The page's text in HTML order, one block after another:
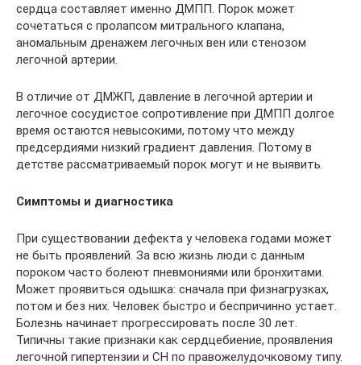
сердца составляет именно ДМПП. Порок может
сочетаться с пролапсом митрального клапана,
аномальным дренажем легочных вен или стенозом
легочной артерии.
В отличие от ДМЖП, давление в легочной артерии и
легочное сосудистое сопротивление при ДМПП долгое
время остаются невысокими, потому что между
предсердиями низкий градиент давления. Потому в
детстве рассматриваемый порок могут и не выявить.
Симптомы и диагностика
При существовании дефекта у человека годами может
не быть проявлений. За всю жизнь люди с данным
пороком часто болеют пневмониями или бронхитами.
Может проявиться одышка: сначала при физнагрузках,
потом и без них. Человек быстро и беспричинно устает.
Болезнь начинает прогрессировать после 30 лет.
Типичны такие признаки как сердцебиение, проявления
легочной гипертензии и СН по правожелудочковому типу.